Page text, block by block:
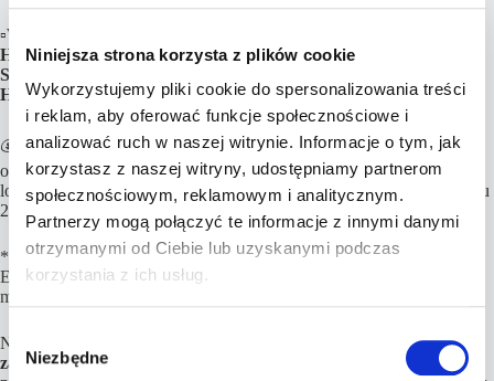
Niniejsza strona korzysta z plików cookie
Wykorzystujemy pliki cookie do spersonalizowania treści
i reklam, aby oferować funkcje społecznościowe i
analizować ruch w naszej witrynie. Informacje o tym, jak
korzystasz z naszej witryny, udostępniamy partnerom
społecznościowym, reklamowym i analitycznym.
Partnerzy mogą połączyć te informacje z innymi danymi
otrzymanymi od Ciebie lub uzyskanymi podczas
korzystania z ich usług.
W
y
Niezbędne
▫️Waikiki Heritage Hotel
Hotel Waikiki ok. 150 m do plaży już za6020 zł/os▫️Aston Waikiki
Sunset Resort
Hotelprzy plaży już za 6779 zł/os
💰 Wszystkie ceny obejmują doskonale zlokalizowane noclegi ,loty
oraztransportna miejscu.Inne opcje noclegowe, wyżywienia i
lokalizacje również dostępne.Kalkulacja cen opiera się przy założeniu
2 osób podróżujących.
*W USA obywatele Polski zobowiązani są do posiadania wizy lub
ESTA (ok. 21$). Niektóre hotele pobierają zwrotny depozyt podczas
meldowania.
Najważniejsze są loty,
za pozostałe elementy podróży możesz
zapłacić później, nawet do kilku dni przed wylotem!
Każdą